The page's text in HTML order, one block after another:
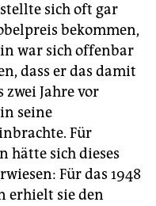
sich oft gar
bekommen,
war sich offenbar
dass er das damit
Jahre vor
seine
Für
hätte sich dieses
Für das 1948
erhielt sie den